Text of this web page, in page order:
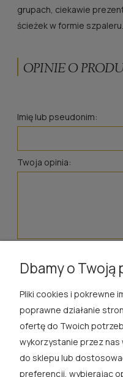
grupach, ciekawie
ścieżek w formie
OPINIE O
Imię lub pseudonim:
Twoja opinia:
Dbamy o
Pliki cookies i pokrewne
poprawne działanie
ofertę do Twoich
wykorzystanie przez
do sklepu lub
preferencji, wybierając